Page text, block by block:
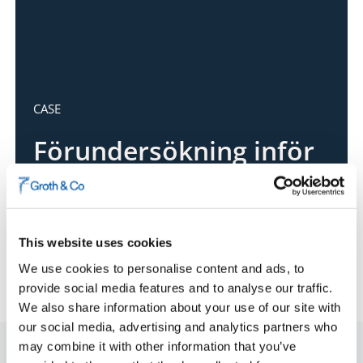
This website uses cookies
We use cookies to personalise content and ads, to
provide social media features and to analyse our traffic.
We also share information about your use of our site with
our social media, advertising and analytics partners who
may combine it with other information that you’ve
CASE
Förundersökning inför
lansering av
varumärken för
läkemedel